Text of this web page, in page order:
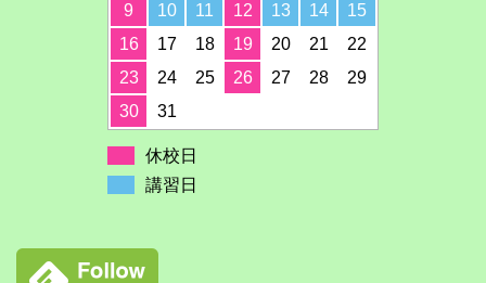
9
10 11 12 13 14
15
16
17 18 19 20 21
22
23
24 25 26 27 28
29
30
31
休校日
講習日